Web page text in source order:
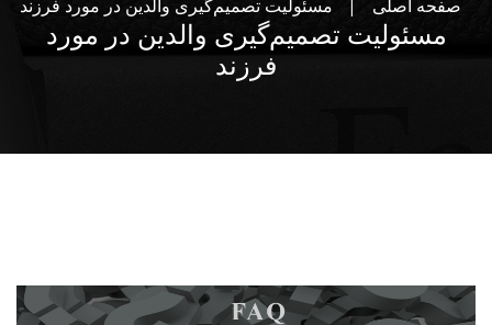
صفحه اصلی مسئولیت تصمیم‌گیری والدین در مورد فرزند
مسئولیت تصمیم‌گیری والدین در مورد
فرزند